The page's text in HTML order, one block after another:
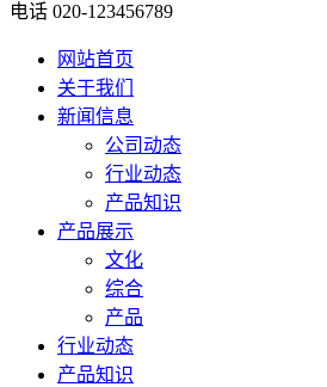
电话 020-123456789
网站首页
关于我们
新闻信息
公司动态
行业动态
产品知识
产品展示
文化
综合
产品
行业动态
产品知识